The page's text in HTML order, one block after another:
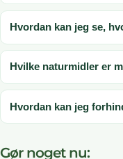
Hvordan kan jeg se,
Hvilke naturmidler er
Hvordan kan jeg
Gør noget nu: